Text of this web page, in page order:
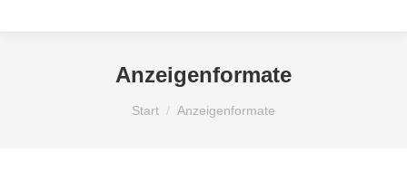
Anzeigenformate
Sie befinden sich hier:
Start Anzeigenformate